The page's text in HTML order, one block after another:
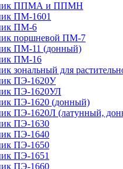
ППМА и ППМН
ПМ-1601
ПМ-6
поршневой ПМ-7
ПМ-11 (донный)
ПМ-16
зональный для
ПЭ-1620У
ПЭ-1620УЛ
ПЭ-1620 (донный)
ПЭ-1620Л (латунный,
ПЭ-1630
ПЭ-1640
ПЭ-1650
ПЭ-1651
ПЭ-1660